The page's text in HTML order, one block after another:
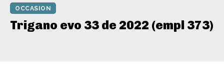
OCCASION
Trigano evo 33 de 2022 (empl 373)